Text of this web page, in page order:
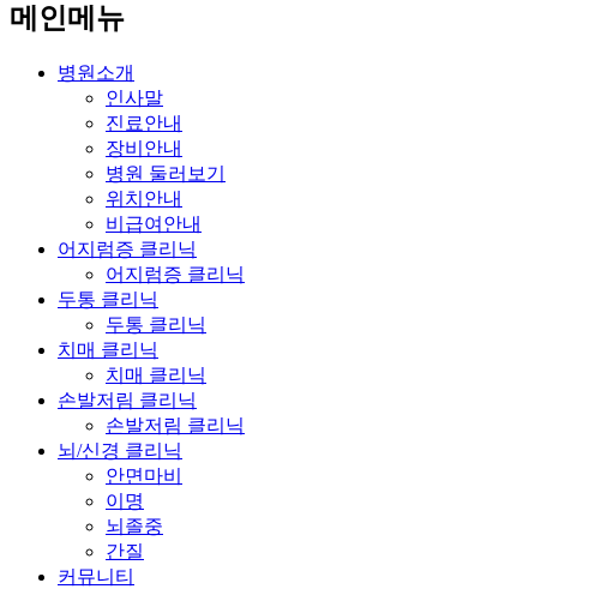
메인메뉴
병원소개
인사말
진료안내
장비안내
병원 둘러보기
위치안내
비급여안내
어지럼증 클리닉
어지럼증 클리닉
두통 클리닉
두통 클리닉
치매 클리닉
치매 클리닉
손발저림 클리닉
손발저림 클리닉
뇌/신경 클리닉
안면마비
이명
뇌졸중
간질
커뮤니티